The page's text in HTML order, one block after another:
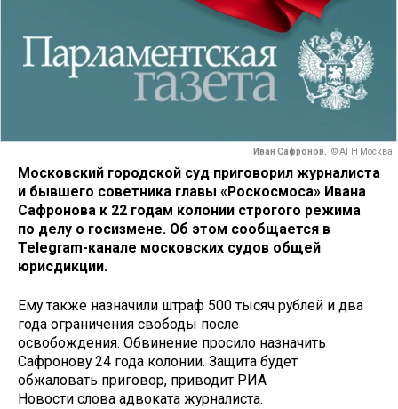
Иван Сафронов. © АГН Москва
Московский городской суд приговорил журналиста
и бывшего советника главы «Роскосмоса» Ивана
Сафронова к 22 годам колонии строгого режима
по делу о госизмене. Об этом сообщается в
Telegram-канале московских судов общей
юрисдикции.
Ему также назначили штраф 500 тысяч рублей и два
года ограничения свободы после
освобождения. Обвинение просило назначить
Сафронову 24 года колонии. Защита будет
обжаловать приговор, приводит РИА
Новости слова адвоката журналиста.